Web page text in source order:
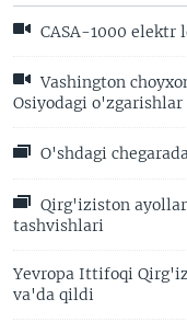
CASA-1000 elektr
Vashington
Osiyodagi o'zgarishlar
O'shdagi
Qirg'iziston
tashvishlari
Yevropa Ittifoqi
va'da qildi